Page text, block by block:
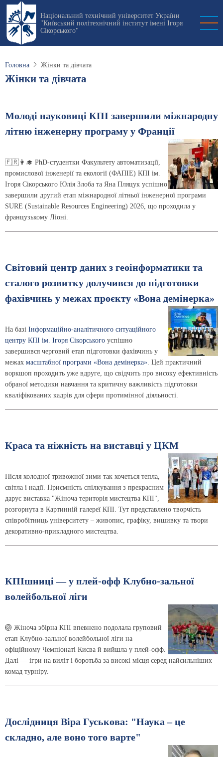
Перейти
основного
вмісту
Національний технічний університет України
"Київський політехнічний інститут імені Ігоря
Сікорського"
Головна Жінки та дівчата
Жінки та дівчата
Молоді науковиці КПІ завершили міжнародну
літню інженерну програму у Франції
🇫🇷👩‍🎓 PhD-студентки Факультету автоматизації,
промислової інженерії та екології (ФАПІЕ) КПІ ім.
Ігоря Сікорського Юлія Злоба та Яна Пляцук успішно
завершили другий етап міжнародної літньої інженерної програми
SURE (Sustainable Resources Engineering) 2026, що проходила у
французькому Ліоні.
Світовий центр даних з геоінформатики та
сталого розвитку долучився до підготовки
фахівчинь у межах проєкту «Вона демінерка»
На базі Інформаційно-аналітичного ситуаційного
центру КПІ ім. Ігоря Сікорського успішно
завершився черговий етап підготовки фахівчинь у
межах масштабної програми «Вона демінерка» . Цей практичний
воркшоп проходить уже вдруге, що свідчить про високу ефективність
обраної методики навчання та критичну важливість підготовки
кваліфікованих кадрів для сфери протимінної діяльності.
Краса та ніжність на виставці у ЦКМ
Після холодної тривожної зими так хочеться тепла,
світла і надії. Приємність спілкування з прекрасним
дарує виставка "Жіноча територія мистецтва КПІ",
розгорнута в Картинній галереї КПІ. Тут представлено творчість
співробітниць університету – живопис, графіку, вишивку та твори
декоративно-прикладного мистецтва.
КПІшниці — у плей-офф Клубно-зальної
волейбольної ліги
🏐 Жіноча збірна КПІ впевнено подолала груповий
етап Клубно-зальної волейбольної ліги на
офіційному Чемпіонаті Києва й вийшла у плей-офф.
Далі — ігри на виліт і боротьба за високі місця серед найсильніших
комад турніру.
Дослідниця Віра Гуськова: "Наука – це
складно, але воно того варте"